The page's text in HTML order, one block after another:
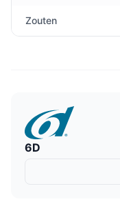
Zouten
6D